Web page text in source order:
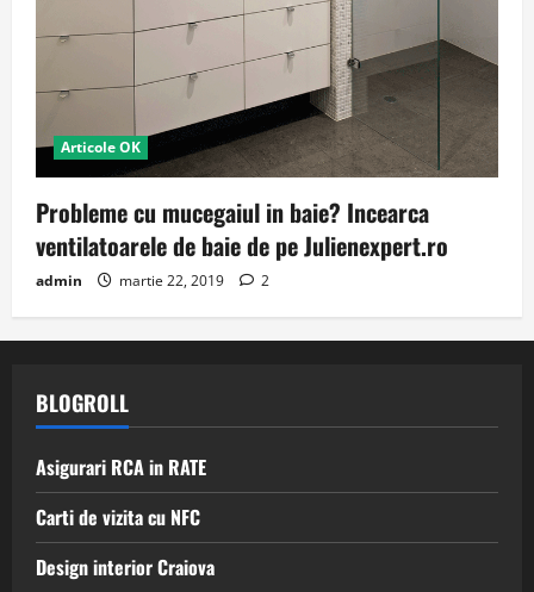
Articole OK
Probleme cu mucegaiul in baie? Incearca
ventilatoarele de baie de pe Julienexpert.ro
admin martie 22, 2019 2
BLOGROLL
Asigurari RCA in RATE
Carti de vizita cu NFC
Design interior Craiova